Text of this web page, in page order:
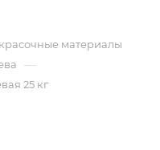
материалы
—
25 кг